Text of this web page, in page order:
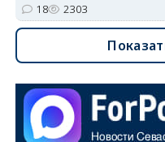
18 2303